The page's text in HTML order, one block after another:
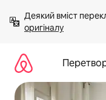
вмісту
Деякий вміст
оригіналу